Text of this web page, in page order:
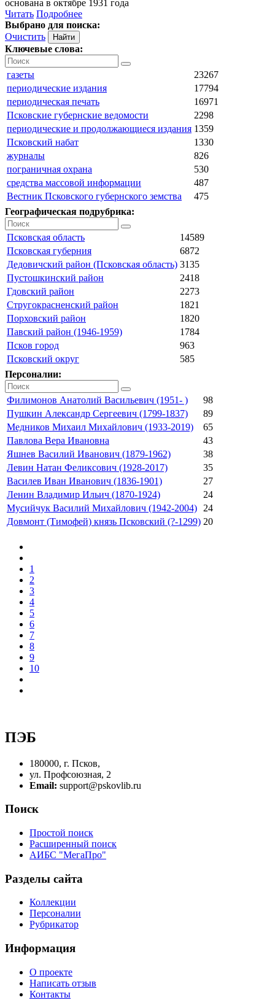
основана в октябре 1931 года
Читать Подробнее
Выбрано для поиска:
Очистить
Ключевые слова:
газеты
23267
периодические издания
17794
периодическая печать
16971
Псковские губернские ведомости
2298
периодические и продолжающиеся издания 1359
Псковский набат
1330
журналы
826
пограничная охрана
530
средства массовой информации
487
Вестник Псковского губернского земства
475
Географическая подрубрика:
Псковская область
14589
Псковская губерния
6872
Дедовичский район (Псковская область) 3135
Пустошкинский район
2418
Гдовский район
2273
Стругокрасненский район
1821
Порховский район
1820
Павский район (1946-1959)
1784
Псков город
963
Псковский округ
585
Персоналии:
Филимонов Анатолий Васильевич (1951- )
98
Пушкин Александр Сергеевич (1799-1837)
89
Медников Михаил Михайлович (1933-2019)
65
Павлова Вера Ивановна
43
Яшнев Василий Иванович (1879-1962)
38
Левин Натан Феликсович (1928-2017)
35
Василев Иван Иванович (1836-1901)
27
Ленин Владимир Ильич (1870-1924)
24
Мусийчук Василий Михайлович (1942-2004)
24
Довмонт (Тимофей) князь Псковский (?-1299) 20
1
2
3
4
5
6
7
8
9
10
ПЭБ
180000, г. Псков,
ул. Профсоюзная, 2
Email: support@pskovlib.ru
Поиск
Простой поиск
Расширенный поиск
АИБС "МегаПро"
Разделы сайта
Коллекции
Персоналии
Рубрикатор
Информация
О проекте
Написать отзыв
Контакты